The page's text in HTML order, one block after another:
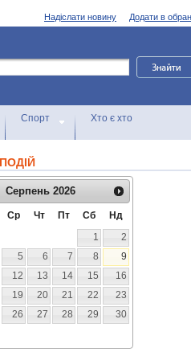
Додати в
Надіслати новину
Спорт Хто є хто
Серпень 2026
Ср Чт Пт Сб
Нд
1
2
5 6 7 8
9
12 13 14 15
16
19 20 21 22
23
26 27 28 29
30